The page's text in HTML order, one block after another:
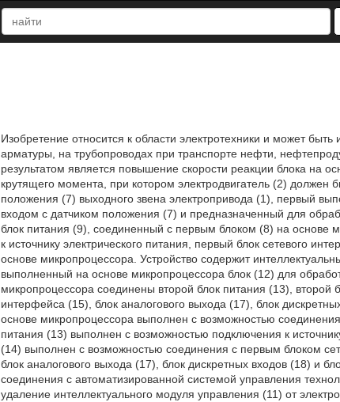
Изобретение относится к области электротехники и может
арматуры, на трубопроводах при транспорте нефти,
результатом является повышение скорости реакции блока на
крутящего момента, при котором электродвигатель (2) должен
положения (7) выходного звена электропривода (1), первый
входом с датчиком положения (7) и предназначенный для
блок питания (9), соединенный с первым блоком (8) на основе
к источнику электрического питания, первый блок сетевого
основе микропроцессора. Устройство содержит
выполненный на основе микропроцессора блок (12) для
микропроцессора соединены второй блок питания (13), второй
интерфейса (15), блок аналогового выхода (17), блок
основе микропроцессора выполнен с возможностью
питания (13) выполнен с возможностью подключения к
(14) выполнен с возможностью соединения с первым блоком
блок аналогового выхода (17), блок дискретных входов (18) и
соединения с автоматизированной системой управления
удаление интеллектуального модуля управления (11) от